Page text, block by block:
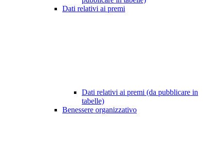
Dati relativi ai premi
Dati relativi ai premi (da pubblicare in
tabelle)
Benessere organizzativo